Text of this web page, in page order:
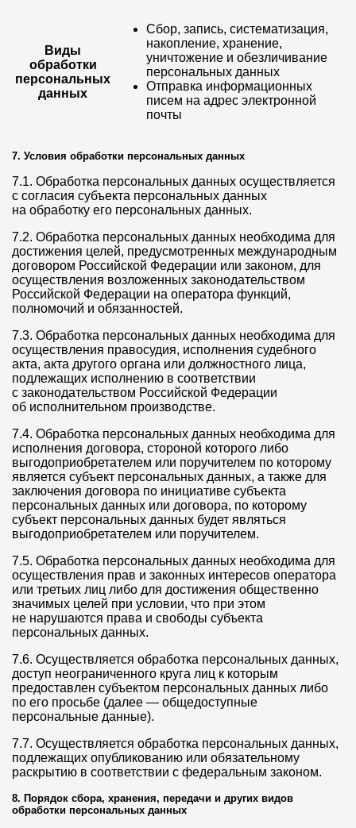
Виды
обработки
персональных
данных
Сбор, запись, систематизация,
накопление, хранение,
уничтожение и обезличивание
персональных данных
Отправка информационных
писем на адрес электронной
почты
7. Условия обработки персональных данных
7.1. Обработка персональных данных осуществляется
с согласия субъекта персональных данных
на обработку его персональных данных.
7.2. Обработка персональных данных необходима для
достижения целей, предусмотренных международным
договором Российской Федерации или законом, для
осуществления возложенных законодательством
Российской Федерации на оператора функций,
полномочий и обязанностей.
7.3. Обработка персональных данных необходима для
осуществления правосудия, исполнения судебного
акта, акта другого органа или должностного лица,
подлежащих исполнению в соответствии
с законодательством Российской Федерации
об исполнительном производстве.
7.4. Обработка персональных данных необходима для
исполнения договора, стороной которого либо
выгодоприобретателем или поручителем по которому
является субъект персональных данных, а также для
заключения договора по инициативе субъекта
персональных данных или договора, по которому
субъект персональных данных будет являться
выгодоприобретателем или поручителем.
7.5. Обработка персональных данных необходима для
осуществления прав и законных интересов оператора
или третьих лиц либо для достижения общественно
значимых целей при условии, что при этом
не нарушаются права и свободы субъекта
персональных данных.
7.6. Осуществляется обработка персональных данных,
доступ неограниченного круга лиц к которым
предоставлен субъектом персональных данных либо
по его просьбе (далее — общедоступные
персональные данные).
7.7. Осуществляется обработка персональных данных,
подлежащих опубликованию или обязательному
раскрытию в соответствии с федеральным законом.
8. Порядок сбора, хранения, передачи и других видов
обработки персональных данных